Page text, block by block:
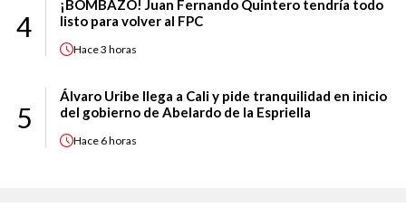
4
¡BOMBAZO! Juan Fernando Quintero tendría todo
listo para volver al FPC
Hace3 horas
5
Álvaro Uribe llega a Cali y pide tranquilidad en inicio
del gobierno de Abelardo de la Espriella
Hace 6 horas